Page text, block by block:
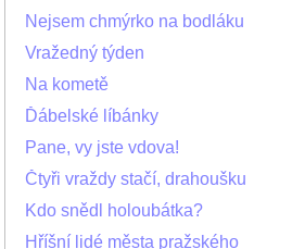
Nejsem chmýrko na bodláku
Vražedný týden
Na kometě
Ďábelské líbánky
Pane, vy jste vdova!
Čtyři vraždy stačí, drahoušku
Kdo snědl holoubátka?
Hříšní lidé města pražského